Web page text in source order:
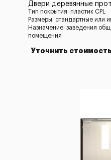
Двери деревянные
Тип покрытия: пластик CPL
Размеры: стандартные или
Назначение: заведения
помещения
Уточнить стоимость